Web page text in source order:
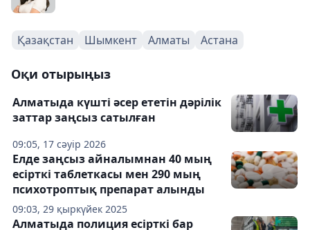
Қазақстан Шымкент Алматы Астана
Оқи отырыңыз
09:05, 17 сәуір 2026
Алматыда күшті әсер ететін дәрілік
заттар заңсыз сатылған
09:03, 29 қыркүйек 2025
Елде заңсыз айналымнан 40 мың
есірткі таблеткасы мен 290 мың
психотроптық препарат алынды
Алматыда полиция есірткі бар